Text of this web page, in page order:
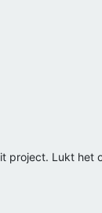
project. Lukt het